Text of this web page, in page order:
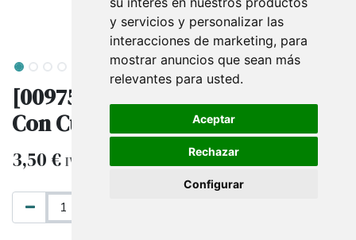
y servicios y personalizar las
interacciones de marketing, para
mostrar anuncios que sean más
relevantes para usted.
Aceptar
Rechazar
Configurar
[009750] Base Cuadrada Cubierta
Con Cuerda Beige
3,50€ IVA excluido